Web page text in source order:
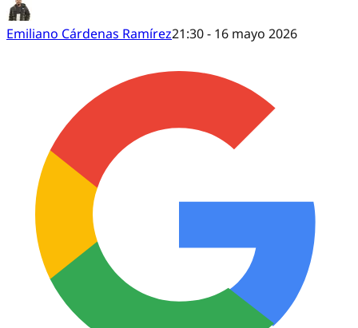
Emiliano Cárdenas Ramírez21:30 - 16 mayo 2026